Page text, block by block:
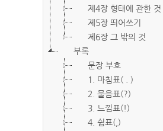
제4장 형태에 관한 것
제5장 띄어쓰기
제6장 그 밖의 것
부록
문장 부호
1. 마침표( . )
2. 물음표(?)
3. 느낌표(!)
4. 쉼표(,)